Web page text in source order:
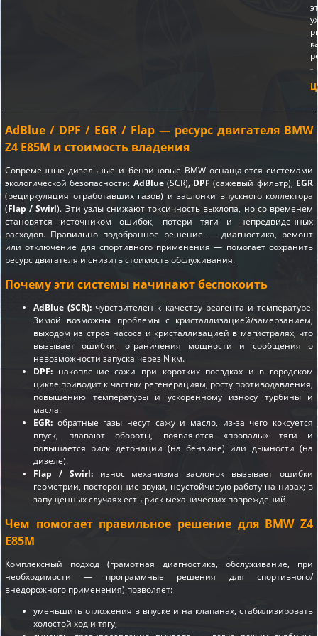
AdBlue / DPF / EGR / Flap — ресурс двигателя BMW
Z4 E85M и стоимость владения
Современные дизельные и бензиновые BMW оснащаются системами
экологической безопасности: AdBlue(SCR), DPF (сажевый фильтр), EGR
(рециркуляция отработавших газов) и заслонки впускного коллектора
(Flap / Swirl). Эти узлы снижают токсичность выхлопа, но со временем
становятся источником ошибок, потери тяги и непредвиденных
расходов. Правильно подобранное решение — диагностика, ремонт
или отключение для спортивного применения — помогает сохранить
ресурс двигателя и снизить стоимость обслуживания.
Почему эти системы начинают беспокоить
AdBlue (SCR): чувствителен к качеству реагента и температуре.
Зимой возможны проблемы с кристаллизацией/замерзанием,
выходом из строя насоса и кристаллизацией в магистралях, что
вызывает ошибки, ограничения мощности и сообщения о
невозможности запуска через N км.
DPF: накопление сажи при коротких поездках и в городском
цикле приводит к частым регенерациям, росту противодавления,
повышению температуры и ускоренному износу турбины и
масла.
EGR: обратные газы несут сажу и масло, из-за чего коксуется
впуск, плавают обороты, появляются «провалы» тяги и
повышается риск детонации (на бензине) или дымности (на
дизеле).
Flap / Swirl:износ механизма заслонок вызывает ошибки
геометрии, посторонние звуки, неустойчивую работу на низах; в
запущенных случаях есть риск механических повреждений.
Чем помогает правильное решение для BMW Z4
E85M
Комплексный подход (грамотная диагностика, обслуживание, при
необходимости — программные решения для спортивного/
внедорожного применения) позволяет:
уменьшить отложения в впуске и на клапанах, стабилизировать
холостой ход и тягу;